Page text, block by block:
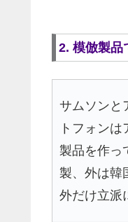
2. 模倣製品
サムソンと
トフォン
製品を作っ
製、外は韓
外だけ立派